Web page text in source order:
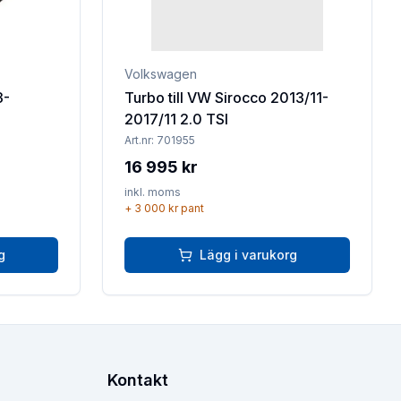
Volkswagen
Turbo till VW Sirocco 2013/11-
2017/11 2.0 TSI
Art.nr: 701955
16 995 kr
inkl. moms
+ 3 000 krpant
Lägg i varukorg
Kontakt